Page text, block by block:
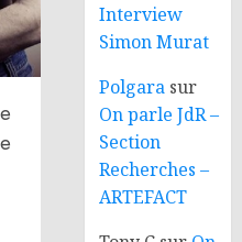
Interview
Simon Murat
Polgara sur
On parle JdR –
Section
Recherches –
ARTEFACT